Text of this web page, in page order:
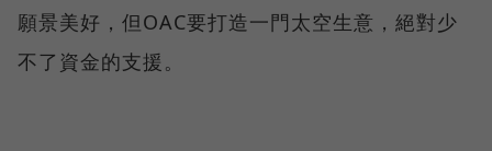
願景美好，但OAC要打造一門太空生意，絕對少
不了資金的支援。